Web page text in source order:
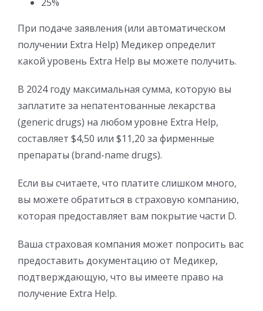
При подаче заявления (или автоматическом
получении Extra Help) Медикер определит
какой уровень Extra Help вы можете получить.
В 2024 году максимальная сумма, которую вы
заплатите за непатентованные лекарства
(generic drugs) на любом уровне Extra Help,
составляет $4,50 или $11,20 за фирменные
препараты (brand-name drugs).
Если вы считаете, что платите слишком много,
вы можете обратиться в страховую компанию,
которая предоставляет вам покрытие части D.
Ваша страховая компания может попросить вас
предоставить документацию от Медикер,
подтверждающую, что вы имеете право на
получение Extra Help.